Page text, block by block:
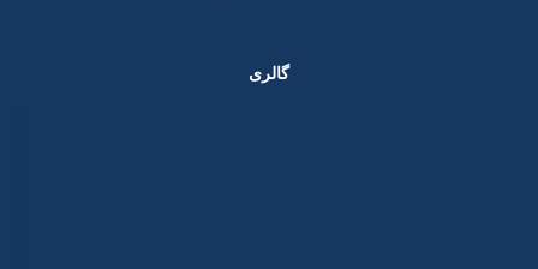
گالری